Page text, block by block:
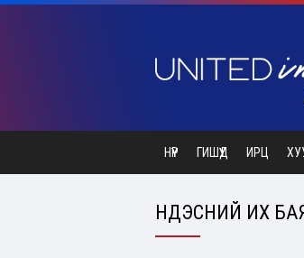
НҮҮР ГИШҮҮД ИРЦ
ҮНДЭСНИЙ ИХ